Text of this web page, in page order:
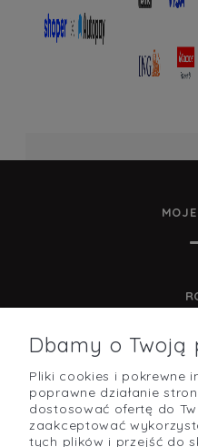
Dbamy o Twoją
Pliki cookies i pokrewne
poprawne działanie
dostosować ofertę do
zaakceptować
tych plików i przejść do